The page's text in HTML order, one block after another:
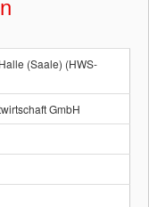
(Saale) (HWS-
GmbH